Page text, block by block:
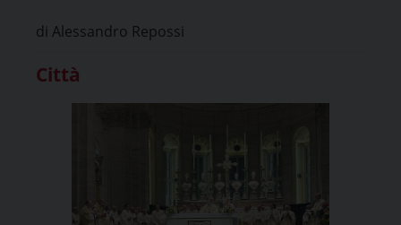
di Alessandro Repossi
Città